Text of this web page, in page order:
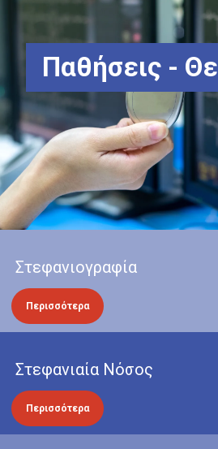
Παθήσεις -
Στεφανιογραφία
Περισσότερα
Στεφανιαία Νόσος
Περισσότερα